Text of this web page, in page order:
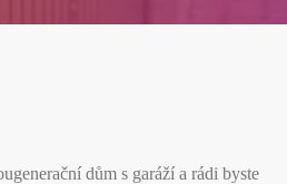
dům s garáží a rádi byste